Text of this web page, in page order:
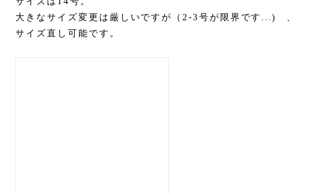
大きなサイズ変更は厳しいですが（2-3号が限界です...) 、
サイズ直し可能です。